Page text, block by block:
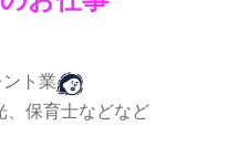
ト業
、保育士などなど